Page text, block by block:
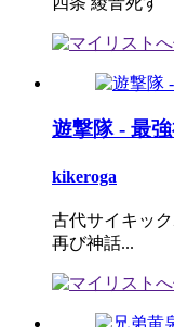
遊撃隊 - 最
kikeroga
古代サイキッ
再び神話...